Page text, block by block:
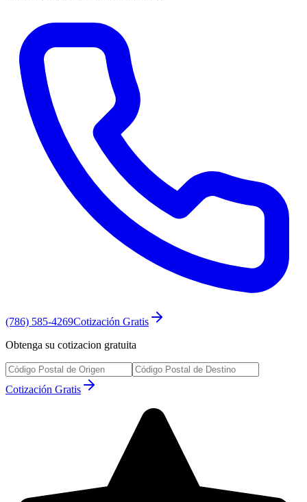
(786) 585-4269Cotización Gratis
Obtenga su cotizacion gratuita
Cotización Gratis